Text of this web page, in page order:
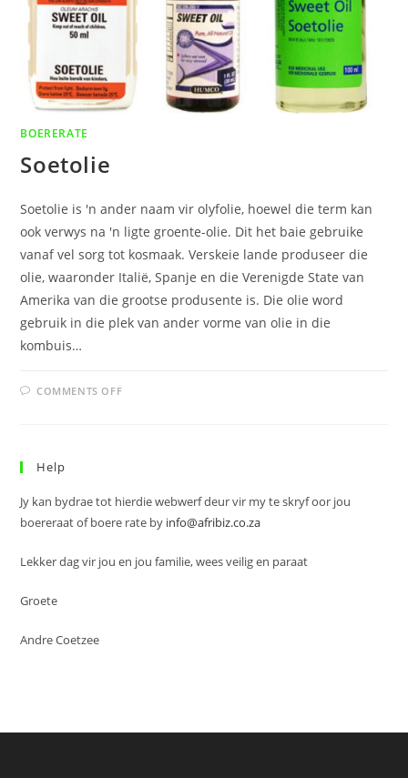
BOERERATE
Soetolie
Soetolie is 'n ander naam vir olyfolie, hoewel die term kan
ook verwys na 'n ligte groente-olie. Dit het baie gebruike
vanaf vel sorg tot kosmaak. Verskeie lande produseer die
olie, waaronder Italië, Spanje en die Verenigde State van
Amerika van die grootse produsente is. Die olie word
gebruik in die plek van ander vorme van olie in die
kombuis…
COMMENTS OFFON
Help
Jy kan bydrae tot hierdie webwerf deur vir my te skryf oor jou
boereraat of boere rate by info@afribiz.co.za
Lekker dag vir jou en jou familie, wees veilig en paraat
Groete
Andre Coetzee